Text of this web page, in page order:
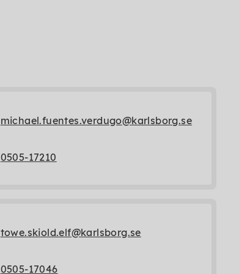
michael.fuentes.verdugo@karlsborg.se
0505-17210
towe.skiold.elf@karlsborg.se
0505-17046